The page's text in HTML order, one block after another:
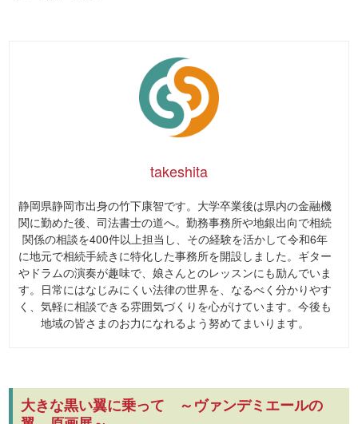
takeshita
静岡県静岡市出身の竹下康智です。大学卒業後は県内の金融機
関に勤めた後、司法書士の道へ。勤務事務所や地銀出向で相続
関係の相談を400件以上担当し、その経験を活かして令和6年
に地元で相続手続きに特化した事務所を開設しました。ギター
やドラムの演奏が趣味で、娘さんとのレッスンにも励んでいま
す。日常にはなじみにくい法律の世界を、なるべく分かりやす
く、気軽に相談できる雰囲気づくりを心がけています。今後も
地域の皆さまのお力になれるよう努めてまいります。
大きな黒い翼に乗って ～ヴァンデミエールの